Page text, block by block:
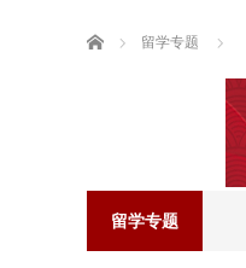
Home 留学专题
留学专题